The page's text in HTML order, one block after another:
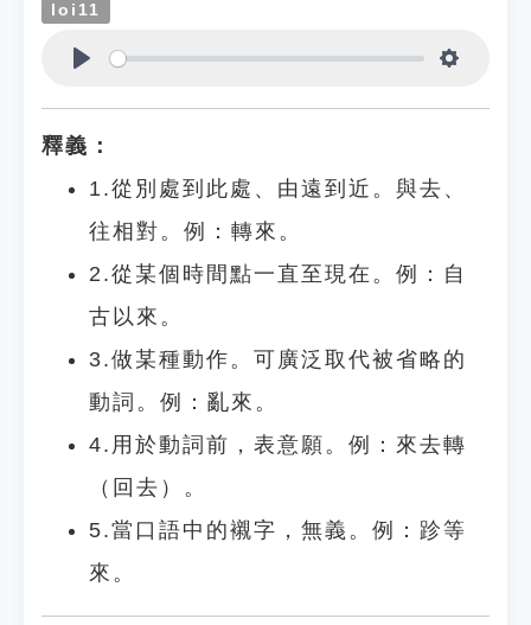
loi11
釋義：
1.從別處到此處、由遠到近。與去、
往相對。例：轉來。
2.從某個時間點一直至現在。例：自
古以來。
3.做某種動作。可廣泛取代被省略的
動詞。例：亂來。
4.用於動詞前，表意願。例：來去轉
（回去）。
5.當口語中的襯字，無義。例：跈等
來。